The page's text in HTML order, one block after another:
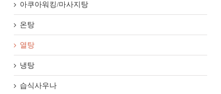
아쿠아워킹/마사지탕
온탕
열탕
냉탕
습식사우나